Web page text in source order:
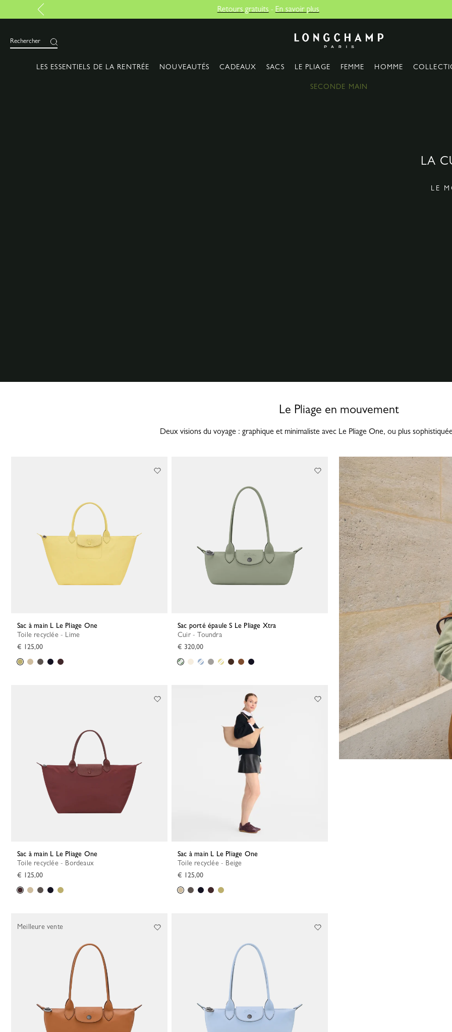
Rechercher
LES ESSENTIELS DE LA RENTRÉE NOUVEAUTÉS CADEAUX SACS LE PLIAGE FEMME HOMME
SECONDE MAIN
LA
LE
Le Pliage en mouvement
Deux visions du voyage : graphique et minimaliste avec Le Pliage One, ou plus
Sac à main L Le Pliage One
Toile recyclée - Lime
€ 125,00
Sac à main L Le Pliage One
Toile recyclée - Bordeaux
€ 125,00
Meilleure vente
Sac porté épaule S Le Pliage Xtra
Cuir - Toundra
€ 320,00
Sac à main L Le Pliage One
Toile recyclée - Beige
€ 125,00